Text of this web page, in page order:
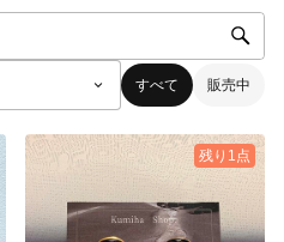
すべて 販売中
残り1点